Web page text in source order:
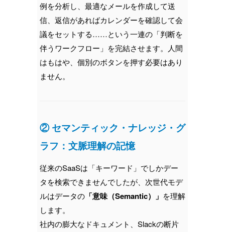
例を分析し、最適なメールを作成して送
信、返信があればカレンダーを確認して会
議をセットする……という一連の「判断を
伴うワークフロー」を完結させます。人間
はもはや、個別のボタンを押す必要はあり
ません。
② セマンティック・ナレッジ・グ
ラフ：文脈理解の記憶
従来のSaaSは「キーワード」でしかデー
タを検索できませんでしたが、次世代モデ
ルはデータの 「意味（Semantic）」 を理解
します。
社内の膨大なドキュメント、Slackの断片